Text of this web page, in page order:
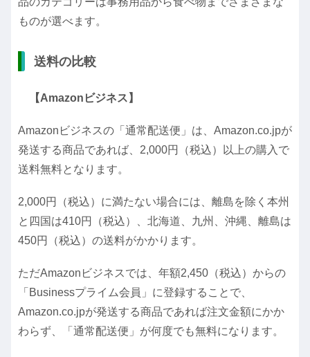
ものが選べます。
送料の比較
【Amazonビジネス】
Amazonビジネスの「通常配送便」は、Amazon.co.jpが
発送する商品であれば、2,000円（税込）以上の購入で
送料無料となります。
2,000円（税込）に満たない場合には、離島を除く本州
と四国は410円（税込）、北海道、九州、沖縄、離島は
450円（税込）の送料がかかります。
ただAmazonビジネスでは、年額2,450（税込）からの
「Businessプライム会員」に登録することで、
Amazon.co.jpが発送する商品であれば注文金額にかか
わらず、「通常配送便」が何度でも無料になります。